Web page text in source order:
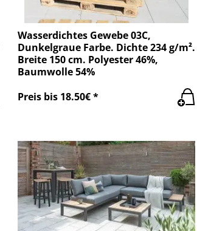
Wasserdichtes Gewebe 03C,
Dunkelgraue Farbe. Dichte 234 g/m².
Breite 150 cm. Polyester 46%,
Baumwolle 54%
Preis bis 18.50€ *